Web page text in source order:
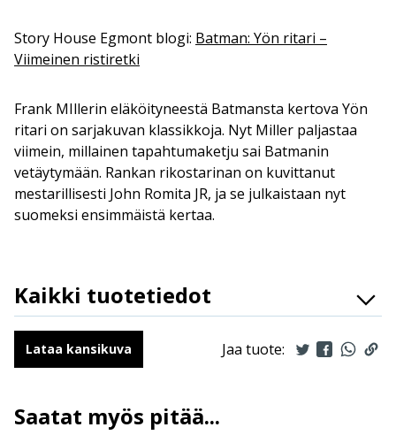
Story House Egmont blogi: Batman: Yön ritari –
Viimeinen ristiretki
Frank MIllerin eläköityneestä Batmansta kertova Yön
ritari on sarjakuvan klassikkoja. Nyt Miller paljastaa
viimein, millainen tapahtumaketju sai Batmanin
vetäytymään. Rankan rikostarinan on kuvittanut
mestarillisesti John Romita JR, ja se julkaistaan nyt
suomeksi ensimmäistä kertaa.
Lue lisää
Kaikki tuotetiedot
ISBN
9789523347380
Kirjoittajat
Frank Miller, Brian Azzarello
Kuvittajat
Ilmestymispäivä
30.4.2025
Lataa kansikuva Jaa tuote:
Saatat myös pitää...